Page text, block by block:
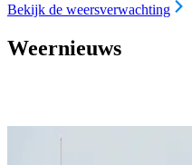
Bekijk de weersverwachting
Weernieuws